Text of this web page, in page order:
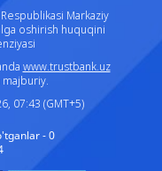
Markaziy
oshirish huquqini
www.trustbank.uz
07:43 (GMT+5)
- 0